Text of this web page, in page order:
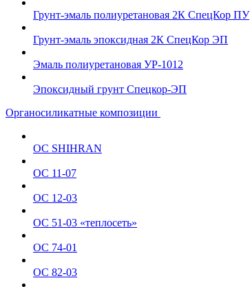
Грунт-эмаль полиуретановая 2К СпецКор ПУ
Грунт-эмаль эпоксидная 2К СпецКор ЭП
Эмаль полиуретановая УР-1012
Эпоксидный грунт Спецкор-ЭП
Органосиликатные композиции
ОС SHIHRAN
ОС 11-07
ОС 12-03
ОС 51-03 «теплосеть»
ОС 74-01
ОС 82-03